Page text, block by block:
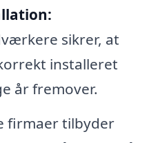
sikrer, at
installeret
år fremover.
firmaer tilbyder